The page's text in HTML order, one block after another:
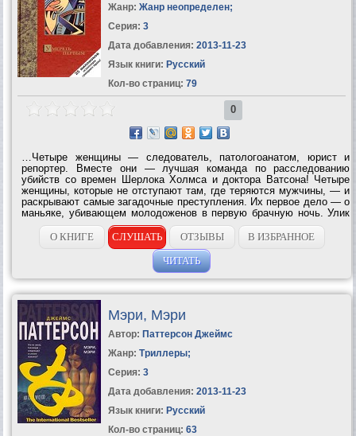
Жанр: Жанр неопределен;
Серия: 3
Дата добавления: 2013-11-23
Язык книги: Русский
Кол-во страниц: 79
0
…Четыре женщины — следователь, патологоанатом, юрист и
репортер. Вместе они — лучшая команда по расследованию
убийств со времен Шерлока Холмса и доктора Ватсона! Четыре
женщины, которые не отступают там, где теряются мужчины, — и
раскрывают самые загадочные преступления. Их первое дело — о
маньяке, убивающем молодоженов в первую брачную ночь. Улик
— нет. Мотивов — не существует. Расследование...
О КНИГЕ
СЛУШАТЬ ОТЗЫВЫ
В ИЗБРАННОЕ
ЧИТАТЬ
Мэри, Мэри
Автор: Паттерсон Джеймс
Жанр: Триллеры;
Серия: 3
Дата добавления: 2013-11-23
Язык книги: Русский
Кол-во страниц: 63